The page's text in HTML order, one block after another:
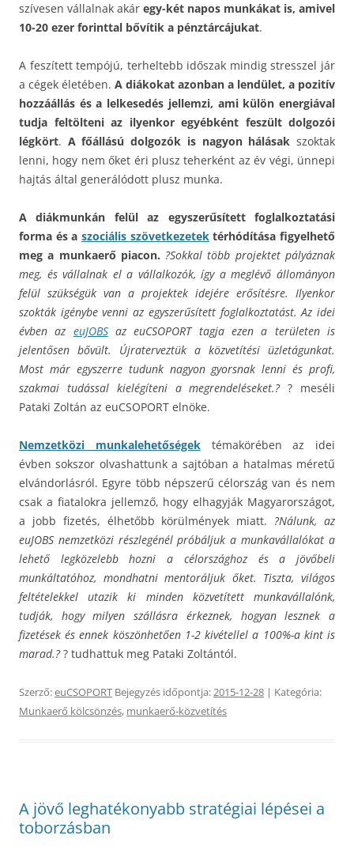
szívesen vállalnak akár egy-két napos munkákat is, amivel
10-20 ezer forinttal bővítik a pénztárcájukat.
A feszített tempójú, terheltebb időszak mindig stresszel jár
a cégek életében. A diákokat azonban a lendület, a pozitív
hozzáállás és a lelkesedés jellemzi, ami külön energiával
tudja feltölteni az ilyenkor egyébként feszült dolgozói
légkört. A főállású dolgozók is nagyon hálásak szoktak
lenni, hogy nem őket éri plusz teherként az év végi, ünnepi
hajtás által generálódott plusz munka.
A diákmunkán felül az egyszerűsített foglalkoztatási
forma és a szociális szövetkezetektérhódítása figyelhető
meg a munkaerő piacon. ?Sokkal több projektet pályáznak
meg, és vállalnak el a vállalkozók, így a meglévő állományon
felül szükségük van a projektek idejére erősítésre. Ilyenkor
szokták igénybe venni az egyszerűsített foglalkoztatást. Az idei
évben az euJOBSaz euCSOPORT tagja ezen a területen is
jelentősen bővült. Újraterveztük a közvetítési üzletágunkat.
Most már egyszerre tudunk nagyon gyorsnak lenni és profi,
szakmai tudással kielégíteni a megrendeléseket.?? meséli
Pataki Zoltán az euCSOPORT elnöke.
Nemzetközi munkalehetőségek
témakörében az idei
évben sokszor olvashattunk a sajtóban a hatalmas méretű
elvándorlásról. Egyre több népszerű célország van és nem
csak a fiatalokra jellemző, hogy elhagyják Magyarországot,
a jobb fizetés, élhetőbb körülmények miatt. ?Nálunk, az
euJOBS nemzetközi részlegénél próbáljuk a munkavállalókat a
lehető legközelebb hozni a célországhoz és a jövőbeli
munkáltatóhoz, mondhatni mentoráljuk őket. Tiszta, világos
feltételekkel utazik ki minden közvetített munkavállalónk,
tudják, hogy milyen szállásra érkeznek, hogyan lesznek a
fizetések és ennek köszönhetően 1-2 kivétellel a 100%-a kint is
marad.?? tudhattuk meg Pataki Zoltántól.
Szerző:euCSOPORT Bejegyzés időpontja:2015-12-28 | Kategória:
Munkaerő kölcsönzés, munkaerő-közvetítés
A jövő leghatékonyabb stratégiai lépései a
toborzásban